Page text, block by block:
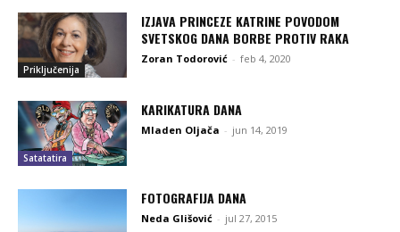
Priključenija
IZJAVA PRINCEZE KATRINE POVODOM
SVETSKOG DANA BORBE PROTIV RAKA
Zoran Todorović - feb 4, 2020
Satatatira
KARIKATURA DANA
Mladen Oljača - jun 14, 2019
FOTOGRAFIJA DANA
Neda Glišović - jul 27, 2015